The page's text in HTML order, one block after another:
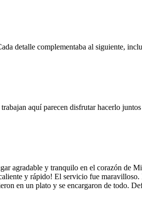
detalle complementaba al siguiente,
aquí parecen disfrutar hacerlo
agradable y tranquilo en el corazón de
y rápido! El servicio fue
en un plato y se encargaron de todo.